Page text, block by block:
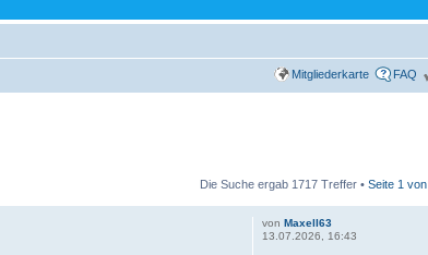
Mitgliederkarte FAQ
Die Suche ergab 1717 Treffer • Seite 1 von
von Maxell63
13.07.2026, 16:43